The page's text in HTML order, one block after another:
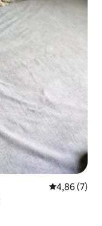
Vidutinis
4,86 (7)